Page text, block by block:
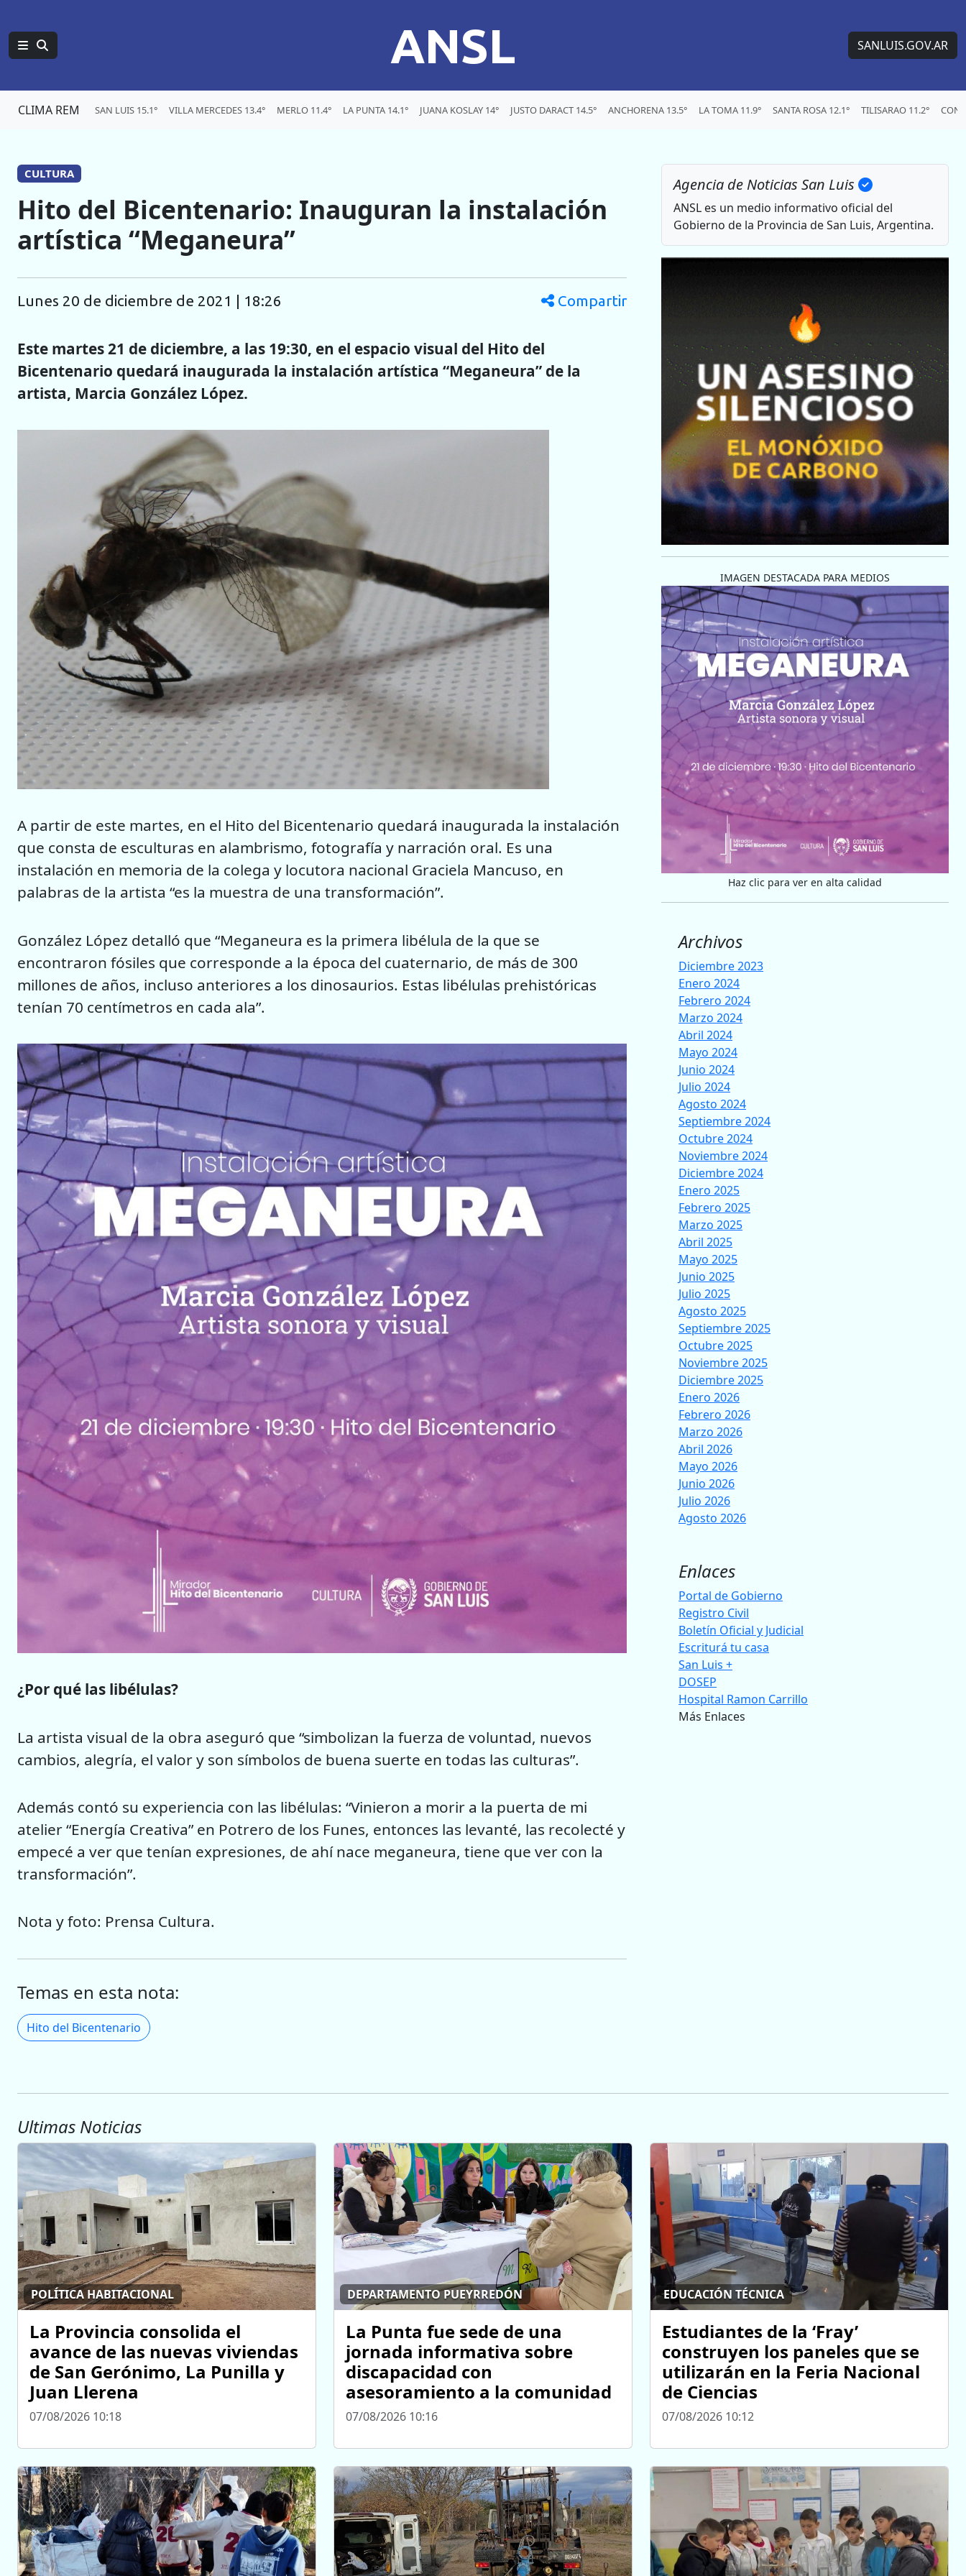
ANSL SANLUIS.GOV.AR
CLIMA REM SAN LUIS 15.1° VILLA MERCEDES 13.4° MERLO 11.4° LA PUNTA 14.1° JUANA KOSLAY 14° JUSTO DARACT 14.5° ANCHORENA 13.5° LA TOMA 11.9° SANTA ROSA 12.1° TILISARAO 11.2°
CULTURA
Hito del Bicentenario: Inauguran la instalación
artística “Meganeura”
lunes 20 de diciembre de 2021 | 18:26 Compartir
Este martes 21 de diciembre, a las 19:30, en el espacio visual del Hito del
Bicentenario quedará inaugurada la instalación artística “Meganeura” de la
artista, Marcia González López.
A partir de este martes, en el Hito del Bicentenario quedará inaugurada la instalación
que consta de esculturas en alambrismo, fotografía y narración oral. Es una
instalación en memoria de la colega y locutora nacional Graciela Mancuso, en
palabras de la artista “es la muestra de una transformación”.
González López detalló que “Meganeura es la primera libélula de la que se
encontraron fósiles que corresponde a la época del cuaternario, de más de 300
millones de años, incluso anteriores a los dinosaurios. Estas libélulas prehistóricas
tenían 70 centímetros en cada ala”.
¿Por qué las libélulas?
La artista visual de la obra aseguró que “simbolizan la fuerza de voluntad, nuevos
cambios, alegría, el valor y son símbolos de buena suerte en todas las culturas”.
Además contó su experiencia con las libélulas: “Vinieron a morir a la puerta de mi
atelier “Energía Creativa” en Potrero de los Funes, entonces las levanté, las recolecté y
empecé a ver que tenían expresiones, de ahí nace meganeura, tiene que ver con la
transformación”.
Nota y foto: Prensa Cultura.
Temas en esta nota:
Hito del Bicentenario
Agencia de Noticias San Luis
ANSL es un medio informativo oficial del
Gobierno de la Provincia de San Luis, Argentina.
IMAGEN DESTACADA PARA MEDIOS
Haz clic para ver en alta calidad
Archivos
Diciembre 2023
Enero 2024
Febrero 2024
Marzo 2024
Abril 2024
Mayo 2024
Junio 2024
Julio 2024
Agosto 2024
Septiembre 2024
Octubre 2024
Noviembre 2024
Diciembre 2024
Enero 2025
Febrero 2025
Marzo 2025
Abril 2025
Mayo 2025
Junio 2025
Julio 2025
Agosto 2025
Septiembre 2025
Octubre 2025
Noviembre 2025
Diciembre 2025
Enero 2026
Febrero 2026
Marzo 2026
Abril 2026
Mayo 2026
Junio 2026
Julio 2026
Agosto 2026
Enlaces
Portal de Gobierno
Registro Civil
Boletín Oficial y Judicial
Escriturá tu casa
San Luis +
DOSEP
Hospital Ramon Carrillo
Más Enlaces
Ultimas Noticias
POLÍTICA HABITACIONAL
La Provincia consolida el
avance de las nuevas viviendas
de San Gerónimo, La Punilla y
Juan Llerena
07/08/2026 10:18
DEPARTAMENTO PUEYRREDÓN
La Punta fue sede de una
jornada informativa sobre
discapacidad con
asesoramiento a la comunidad
07/08/2026 10:16
EDUCACIÓN TÉCNICA
Estudiantes de la ‘Fray’
construyen los paneles que se
utilizarán en la Feria Nacional
de Ciencias
07/08/2026 10:12